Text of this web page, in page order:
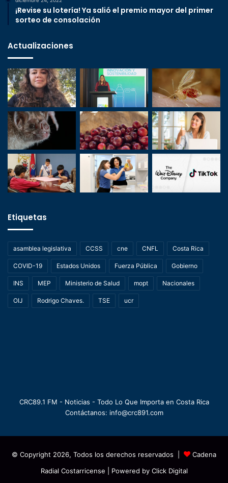
¡Revise su lotería! Ya salió el premio mayor del primer
sorteo de consolación
Actualizaciones
Etiquetas
asamblea legislativa CCSS cne CNFL Costa Rica
COVID-19 Estados Unidos Fuerza Pública Gobierno
INS MEP Ministerio de Salud mopt Nacionales
OIJ Rodrigo Chaves. TSE ucr
CRC89.1 FM - Noticias - Todo Lo Que Importa en Costa Rica
Contáctanos: info@crc891.com
© Copyright 2026, Todos los derechos reservados |
Cadena
Radial Costarricense | Powered by Click Digital